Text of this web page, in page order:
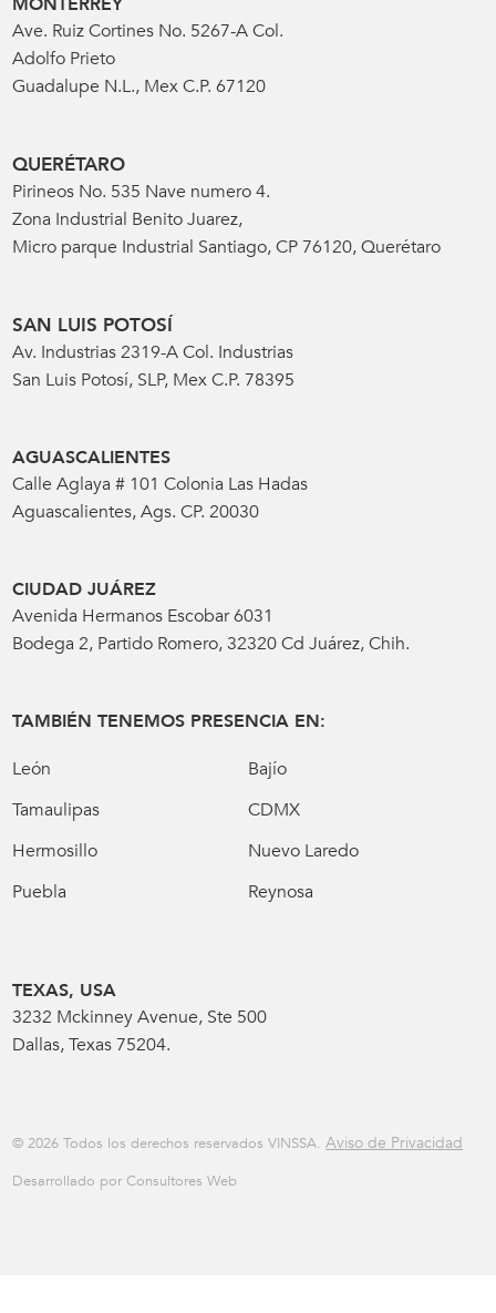
Ave. Ruiz Cortines No. 5267-A Col.
Adolfo Prieto
Guadalupe N.L., Mex C.P. 67120
QUERÉTARO
Pirineos No. 535 Nave numero 4.
Zona Industrial Benito Juarez,
Micro parque Industrial Santiago, CP 76120, Querétaro
SAN LUIS POTOSÍ
Av. Industrias 2319-A Col. Industrias
San Luis Potosí, SLP, Mex C.P. 78395
AGUASCALIENTES
Calle Aglaya # 101 Colonia Las Hadas
Aguascalientes, Ags. CP. 20030
CIUDAD JUÁREZ
Avenida Hermanos Escobar 6031
Bodega 2, Partido Romero, 32320 Cd Juárez, Chih.
TAMBIÉN TENEMOS PRESENCIA EN:
León
Bajío
Tamaulipas
CDMX
Hermosillo
Nuevo Laredo
Puebla
Reynosa
TEXAS, USA
3232 Mckinney Avenue, Ste 500
Dallas, Texas 75204.
© 2026 Todos los derechos reservados VINSSA.Aviso de Privacidad
Desarrollado por Consultores Web